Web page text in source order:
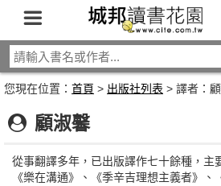
您現在位置： 首頁 > 出版社列表 > 譯者：
顧淑馨
從事翻譯多年，已出版譯作七十餘種，主
《樂在溝通》、《季辛吉理想主義者》